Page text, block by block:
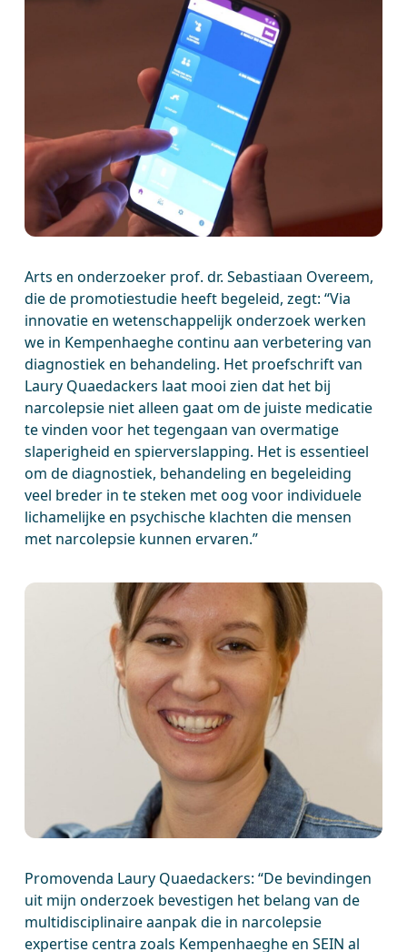
Arts en onderzoeker prof. dr. Sebastiaan Overeem,
die de promotiestudie heeft begeleid, zegt: “Via
innovatie en wetenschappelijk onderzoek werken
we in Kempenhaeghe continu aan verbetering van
diagnostiek en behandeling. Het proefschrift van
Laury Quaedackers laat mooi zien dat het bij
narcolepsie niet alleen gaat om de juiste medicatie
te vinden voor het tegengaan van overmatige
slaperigheid en spierverslapping. Het is essentieel
om de diagnostiek, behandeling en begeleiding
veel breder in te steken met oog voor individuele
lichamelijke en psychische klachten die mensen
met narcolepsie kunnen ervaren.”
Promovenda Laury Quaedackers: “De bevindingen
uit mijn onderzoek bevestigen het belang van de
multidisciplinaire aanpak die in narcolepsie
expertise centra zoals Kempenhaeghe en SEIN al